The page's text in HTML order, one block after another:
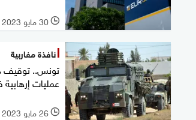
l 30 مايو 2023
نافذة مغاربية
عمليات إرهابية
l 26 مايو 2023